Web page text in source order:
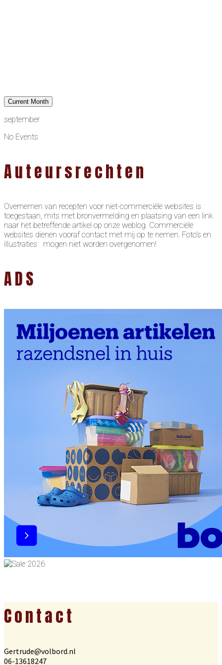
Current Month
september
No Events
Auteursrechten
Overnemen van recepten voor niet-commerciële websites is
toegestaan, mits met bronvermelding en plaatsing van een link
naar het betreffende artikel op onze weblog. Commerciële
websites dienen vooraf contact met mij op te nemen. Foto’s en
illustraties mogen niet worden overgenomen!
ADS
Footer
Contact
Gertrude@volbord.nl
06-13618247